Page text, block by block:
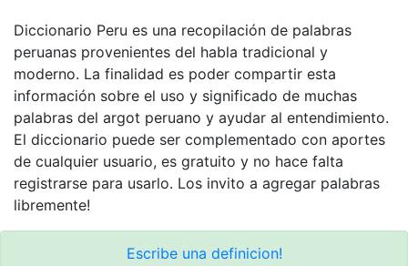
Diccionario Peru es una recopilación de palabras
peruanas provenientes del habla tradicional y
moderno. La finalidad es poder compartir esta
información sobre el uso y significado de muchas
palabras del argot peruano y ayudar al entendimiento.
El diccionario puede ser complementado con aportes
de cualquier usuario, es gratuito y no hace falta
registrarse para usarlo. Los invito a agregar palabras
libremente!
Escribe una definicion!